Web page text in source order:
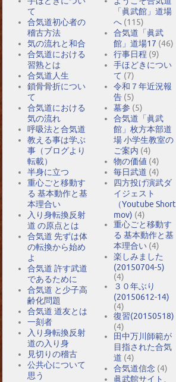
て
合気道初心者の
稽古方法
気の流れと和合
合気道における
習熟とは
合気道人生
鎖骨骨折につい
て
合気道における
気の流れ
呼吸法と合気道
教える事は学ぶ
事（ブログより
転載）
半身に立つ
重心ごと移動す
る 基本動作と基
本理合い
入り身転換反射
道 の原点とは
合気道 先ずは体
の転換から始め
よ
合気道 許す武道
であるために
合気道 と少子高
齢化問題
合気道 道友とは
一刻者
入り身転換反射
道の入り身
見切りの稽古
公共心について
思う
「眞武館」道場
へ (115)
合気道「眞武
館」道場17 (46)
行事日程 (9)
手ほどきについ
て (7)
令和７年近況報
告 (5)
墓参 (5)
合気道「眞武
館」枚方本部道
場 小学生教室の
ご案内 (4)
物の価値 (4)
毎日武道 (4)
四方投げ演武ダ
イジェスト
（Youtube Short
mov) (4)
重心ごと移動す
る 基本動作と基
本理合い (4)
楽しみました
(20150704-5)
(4)
３０年ぶり
(20150612-14)
(4)
復習(20150518)
(4)
田中万川師範が
目指された合気
道 (4)
合気道信念 (4)
眞武館サイト、